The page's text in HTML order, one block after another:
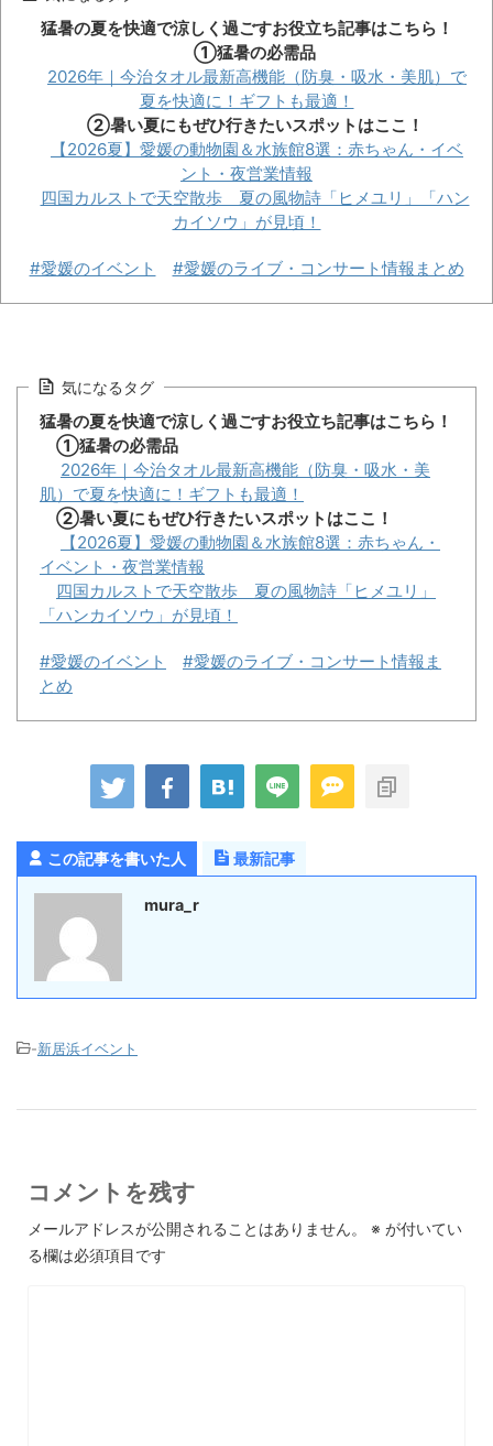
猛暑の夏を快適で涼しく過ごすお役立ち記事はこちら！
①猛暑の必需品
2026年｜今治タオル最新高機能（防臭・吸水・美肌）で
夏を快適に！ギフトも最適！
②暑い夏にもぜひ行きたいスポットはここ！
【2026夏】愛媛の動物園＆水族館8選：赤ちゃん・イベ
ント・夜営業情報
四国カルストで天空散歩 夏の風物詩「ヒメユリ」「ハン
カイソウ」が見頃！
#愛媛のイベント #愛媛のライブ・コンサート情報まとめ
気になるタグ
猛暑の夏を快適で涼しく過ごすお役立ち記事はこちら！
①猛暑の必需品
2026年｜今治タオル最新高機能（防臭・吸水・美
肌）で夏を快適に！ギフトも最適！
②暑い夏にもぜひ行きたいスポットはここ！
【2026夏】愛媛の動物園＆水族館8選：赤ちゃん・
イベント・夜営業情報
四国カルストで天空散歩 夏の風物詩「ヒメユリ」
「ハンカイソウ」が見頃！
#愛媛のイベント
#愛媛のライブ・コンサート情報ま
とめ
この記事を書いた人 最新記事
mura_r
-新居浜イベント
コメントを残す
メールアドレスが公開されることはありません。 ※ が付いてい
る欄は必須項目です